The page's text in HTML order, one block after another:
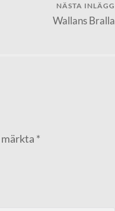
NÄSTA INLÄGG
Wallans Bralla
*